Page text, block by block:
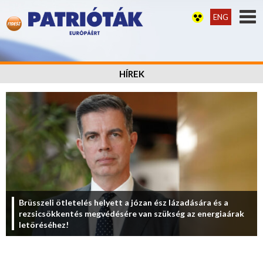
ENG
HÍREK
Brüsszeli ötletelés helyett a józan ész lázadására és a
rezsicsökkentés megvédésére van szükség az energiaárak
letöréséhez!